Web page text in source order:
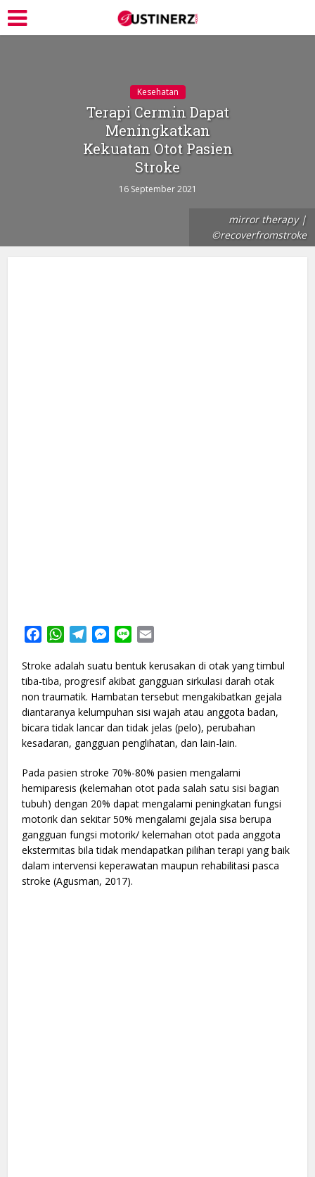
Kesehatan
Terapi Cermin Dapat
Meningkatkan
Kekuatan Otot Pasien
Stroke
16 September 2021
mirror therapy |
©recoverfromstroke
FacebookWhatsApp
TelegramMessenger
Line
Stroke adalah suatu bentuk kerusakan di otak yang timbul
tiba-tiba, progresif akibat gangguan sirkulasi darah otak
non traumatik. Hambatan tersebut mengakibatkan gejala
diantaranya kelumpuhan sisi wajah atau anggota badan,
bicara tidak lancar dan tidak jelas (pelo), perubahan
kesadaran, gangguan penglihatan, dan lain-lain.
Pada pasien stroke 70%-80% pasien mengalami
hemiparesis (kelemahan otot pada salah satu sisi bagian
tubuh) dengan 20% dapat mengalami peningkatan fungsi
motorik dan sekitar 50% mengalami gejala sisa berupa
gangguan fungsi motorik/ kelemahan otot pada anggota
ekstermitas bila tidak mendapatkan pilihan terapi yang baik
dalam intervensi keperawatan maupun rehabilitasi pasca
stroke (Agusman, 2017).